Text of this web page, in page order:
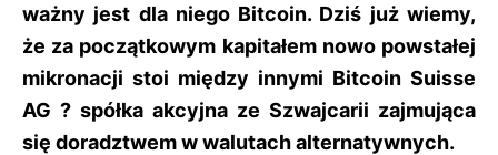
ważny jest dla niego Bitcoin. Dziś już wiemy,
że za początkowym kapitałem nowo powstałej
mikronacji stoi między innymi Bitcoin Suisse
AG ? spółka akcyjna ze Szwajcarii zajmująca
się doradztwem w walutach alternatywnych.